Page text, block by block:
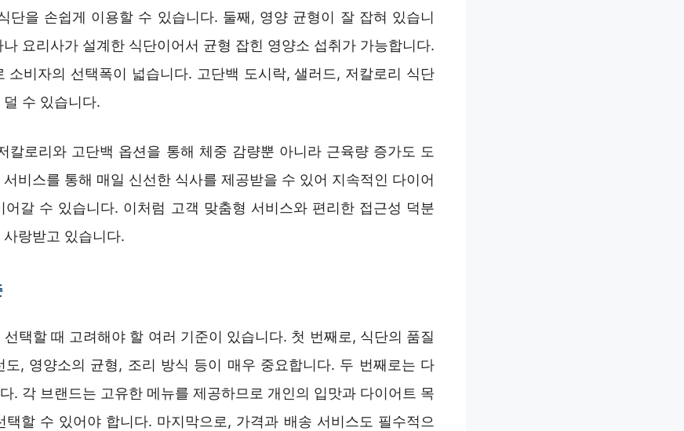
단을 손쉽게 이용할 수 있습니다. 둘째, 영양 균형이 잘 잡혀 있습니
요리사가 설계한 식단이어서 균형 잡힌 영양소 섭취가 가능합니다.
소비자의 선택폭이 넓습니다. 고단백 도시락, 샐러드, 저칼로리 식단
수 있습니다.
칼로리와 고단백 옵션을 통해 체중 감량뿐 아니라 근육량 증가도 도
비스를 통해 매일 신선한 식사를 제공받을 수 있어 지속적인 다이어
어갈 수 있습니다. 이처럼 고객 맞춤형 서비스와 편리한 접근성 덕분
랑받고 있습니다.
택할 때 고려해야 할 여러 기준이 있습니다. 첫 번째로, 식단의 품질
도, 영양소의 균형, 조리 방식 등이 매우 중요합니다. 두 번째로는 다
. 각 브랜드는 고유한 메뉴를 제공하므로 개인의 입맛과 다이어트 목
택할 수 있어야 합니다. 마지막으로, 가격과 배송 서비스도 필수적으